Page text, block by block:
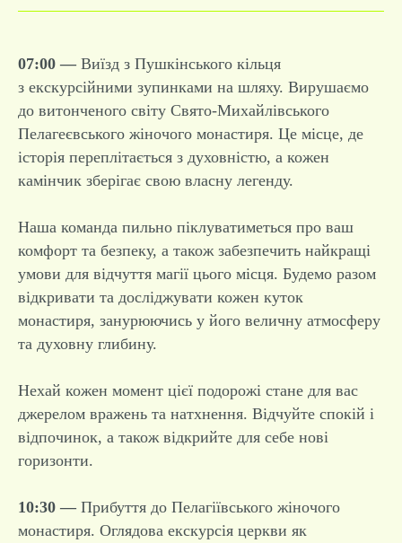
07:00 — Виїзд з Пушкінського кільця
з екскурсійними зупинками на шляху. Вирушаємо
до витонченого світу Свято-Михайлівського
Пелагеєвського жіночого монастиря. Це місце, де
історія переплітається з духовністю, а кожен
камінчик зберігає свою власну легенду.
Наша команда пильно піклуватиметься про ваш
комфорт та безпеку, а також забезпечить найкращі
умови для відчуття магії цього місця. Будемо разом
відкривати та досліджувати кожен куток
монастиря, занурюючись у його величну атмосферу
та духовну глибину.
Нехай кожен момент цієї подорожі стане для вас
джерелом вражень та натхнення. Відчуйте спокій і
відпочинок, а також відкрийте для себе нові
горизонти.
10:30 — Прибуття до Пелагіївського жіночого
монастиря. Оглядова екскурсія церкви як